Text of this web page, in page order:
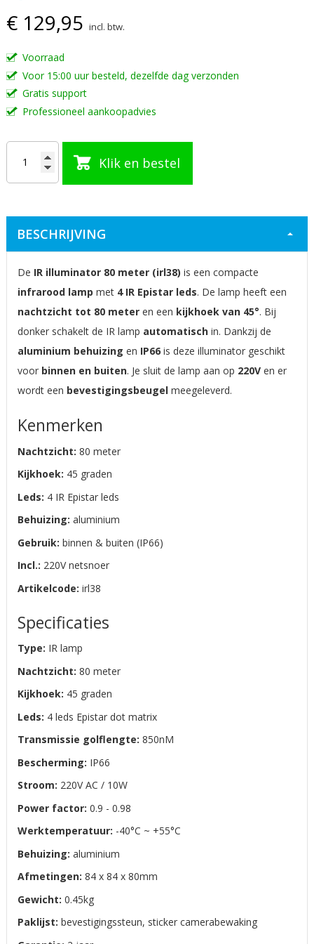
van
de
afbeeldingen-
gallerij
€ 129,95 incl. btw.
Voorraad
Voor 15:00 uur besteld, dezelfde dag verzonden
Gratis support
Professioneel aankoopadvies
Klik en bestel
BESCHRIJVING
De IR illuminator 80 meter (irl38) is een compacte
infrarood lamp met 4 IR Epistar leds. De lamp heeft een
nachtzicht tot 80 meteren een kijkhoek van 45°. Bij
donker schakelt de IR lamp automatischin. Dankzij de
aluminium behuizing en IP66is deze illuminator geschikt
voor binnen en buiten. Je sluit de lamp aan op 220Ven er
wordt een bevestigingsbeugelmeegeleverd.
Kenmerken
Nachtzicht: 80 meter
Kijkhoek: 45 graden
Leds: 4 IR Epistar leds
Behuizing: aluminium
Gebruik: binnen & buiten (IP66)
Incl.: 220V netsnoer
Artikelcode: irl38
Specificaties
Type: IR lamp
Nachtzicht: 80 meter
Kijkhoek: 45 graden
Leds: 4 leds Epistar dot matrix
Transmissie golflengte: 850nM
Bescherming: IP66
Stroom: 220V AC / 10W
Power factor: 0.9 - 0.98
Werktemperatuur: -40°C ~ +55°C
Behuizing: aluminium
Afmetingen: 84 x 84 x 80mm
Gewicht: 0.45kg
Paklijst: bevestigingssteun, sticker camerabewaking